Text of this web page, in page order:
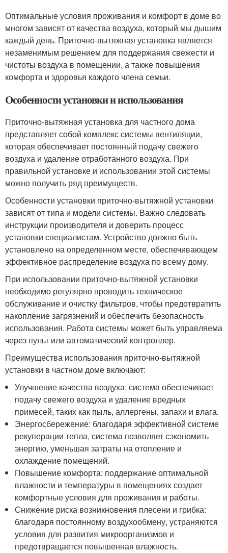
Оптимальные условия проживания и комфорт в доме во
многом зависят от качества воздуха, который мы дышим
каждый день. Приточно-вытяжная установка является
незаменимым решением для поддержания свежести и
чистоты воздуха в помещении, а также повышения
комфорта и здоровья каждого члена семьи.
Особенности установки и использования
Приточно-вытяжная установка для частного дома
представляет собой комплекс системы вентиляции,
которая обеспечивает постоянный подачу свежего
воздуха и удаление отработанного воздуха. При
правильной установке и использовании этой системы
можно получить ряд преимуществ.
Особенности установки приточно-вытяжной установки
зависят от типа и модели системы. Важно следовать
инструкции производителя и доверить процесс
установки специалистам. Устройство должно быть
установлено на определенном месте, обеспечивающем
эффективное распределение воздуха по всему дому.
При использовании приточно-вытяжной установки
необходимо регулярно проводить техническое
обслуживание и очистку фильтров, чтобы предотвратить
накопление загрязнений и обеспечить безопасность
использования. Работа системы может быть управляема
через пульт или автоматический контроллер.
Преимущества использования приточно-вытяжной
установки в частном доме включают:
Улучшение качества воздуха: система обеспечивает
подачу свежего воздуха и удаление вредных
примесей, таких как пыль, аллергены, запахи и влага.
Энергосбережение: благодаря эффективной системе
рекуперации тепла, система позволяет сэкономить
энергию, уменьшая затраты на отопление и
охлаждение помещений.
Повышение комфорта: поддержание оптимальной
влажности и температуры в помещениях создает
комфортные условия для проживания и работы.
Снижение риска возникновения плесени и грибка:
благодаря постоянному воздухообмену, устраняются
условия для развития микроорганизмов и
предотвращается повышенная влажность.